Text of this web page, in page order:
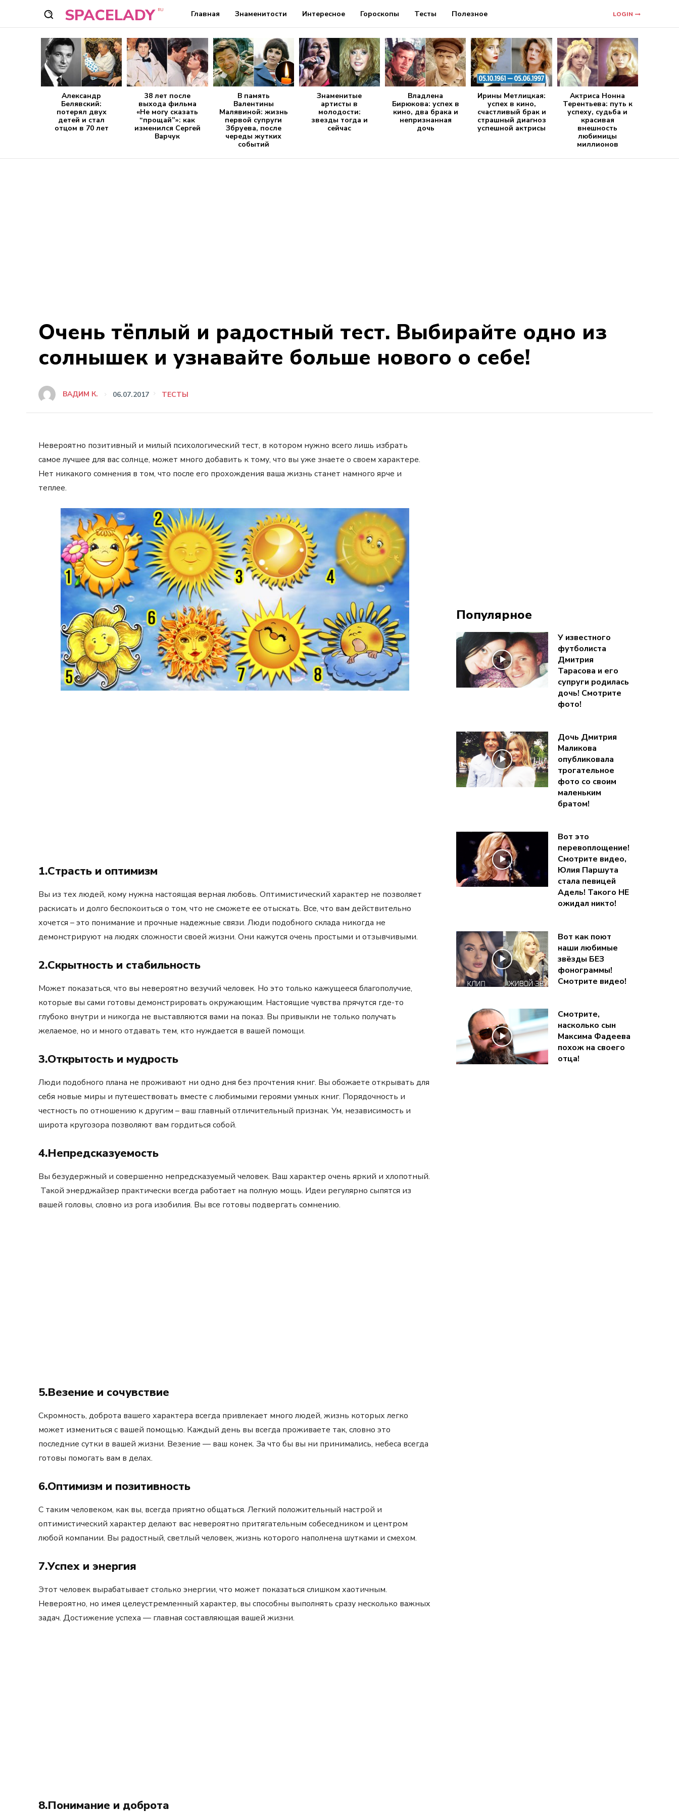
SPACELADY RU Главная Знаменитости Интересное Гороскопы Тесты Полезное LOGIN
Александр
Белявский:
потерял двух
детей и стал
отцом в 70 лет
38 лет после
выхода фильма
«Не могу сказать
“прощай”»: как
изменился Сергей
Варчук
В память
Валентины
Малявиной: жизнь
первой супруги
Збруева, после
череды жутких
событий
Знаменитые
артисты в
молодости:
звезды тогда и
сейчас
Владлена
Бирюкова: успех в
кино, два брака и
непризнанная
дочь
Ирины Метлицкая:
успех в кино,
счастливый брак и
страшный диагноз
успешной актрисы
Актриса Нонна
Терентьева: путь к
успеху, судьба и
красивая
внешность
любимицы
миллионов
Очень тёплый и радостный тест. Выбирайте одно из
солнышек и узнавайте больше нового о себе!
ВАДИМ К. 06.07.2017 ТЕСТЫ
Невероятно позитивный и милый психологический тест, в котором нужно всего лишь избрать
самое лучшее для вас солнце, может много добавить к тому, что вы уже знаете о своем характере.
Нет никакого сомнения в том, что после его прохождения ваша жизнь станет намного ярче и
теплее.
1.Страсть и оптимизм
Вы из тех людей, кому нужна настоящая верная любовь. Оптимистический характер не позволяет
раскисать и долго беспокоиться о том, что не сможете ее отыскать. Все, что вам действительно
хочется – это понимание и прочные надежные связи. Люди подобного склада никогда не
демонстрируют на людях сложности своей жизни. Они кажутся очень простыми и отзывчивыми.
2.Скрытность и стабильность
Может показаться, что вы невероятно везучий человек. Но это только кажущееся благополучие,
которые вы сами готовы демонстрировать окружающим. Настоящие чувства прячутся где-то
глубоко внутри и никогда не выставляются вами на показ. Вы привыкли не только получать
желаемое, но и много отдавать тем, кто нуждается в вашей помощи.
3.Открытость и мудрость
Люди подобного плана не проживают ни одно дня без прочтения книг. Вы обожаете открывать для
себя новые миры и путешествовать вместе с любимыми героями умных книг. Порядочность и
честность по отношению к другим – ваш главный отличительный признак. Ум, независимость и
широта кругозора позволяют вам гордиться собой.
4.Непредсказуемость
Вы безудержный и совершенно непредсказуемый человек. Ваш характер очень яркий и хлопотный.
Такой энерджайзер практически всегда работает на полную мощь. Идеи регулярно сыпятся из
вашей головы, словно из рога изобилия. Вы все готовы подвергать сомнению.
5.Везение и сочувствие
Скромность, доброта вашего характера всегда привлекает много людей, жизнь которых легко
может измениться с вашей помощью. Каждый день вы всегда проживаете так, словно это
последние сутки в вашей жизни. Везение — ваш конек. За что бы вы ни принимались, небеса всегда
готовы помогать вам в делах.
6.Оптимизм и позитивность
С таким человеком, как вы, всегда приятно общаться. Легкий положительный настрой и
оптимистический характер делают вас невероятно притягательным собеседником и центром
любой компании. Вы радостный, светлый человек, жизнь которого наполнена шутками и смехом.
7.Успех и энергия
Этот человек вырабатывает столько энергии, что может показаться слишком хаотичным.
Невероятно, но имея целеустремленный характер, вы способны выполнять сразу несколько важных
задач. Достижение успеха — главная составляющая вашей жизни.
8.Понимание и доброта
Популярное
У известного
футболиста
Дмитрия
Тарасова и его
супруги родилась
дочь! Смотрите
фото!
Дочь Дмитрия
Маликова
опубликовала
трогательное
фото со своим
маленьким
братом!
Вот это
перевоплощение!
Смотрите видео,
Юлия Паршута
стала певицей
Адель! Такого НЕ
ожидал никто!
Вот как поют
наши любимые
звёзды БЕЗ
фонограммы!
Смотрите видео!
Смотрите,
насколько сын
Максима Фадеева
похож на своего
отца!